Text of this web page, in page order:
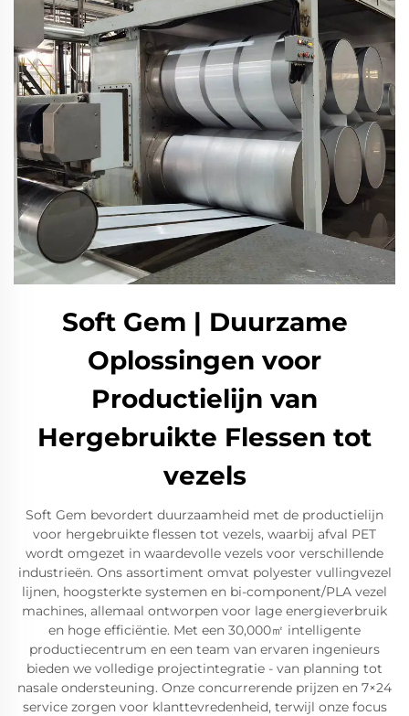
Soft Gem | Duurzame
Oplossingen voor
Productielijn van
Hergebruikte Flessen tot
vezels
Soft Gem bevordert duurzaamheid met de productielijn
voor hergebruikte flessen tot vezels, waarbij afval PET
wordt omgezet in waardevolle vezels voor verschillende
industrieën. Ons assortiment omvat polyester vullingvezel
lijnen, hoogsterkte systemen en bi-component/PLA vezel
machines, allemaal ontworpen voor lage energieverbruik
en hoge efficiëntie. Met een 30,000㎡ intelligente
productiecentrum en een team van ervaren ingenieurs
bieden we volledige projectintegratie - van planning tot
nasale ondersteuning. Onze concurrerende prijzen en 7×24
service zorgen voor klanttevredenheid, terwijl onze focus